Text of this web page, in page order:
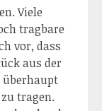
Viele
tragbare
vor, dass
aus der
überhaupt
tragen.